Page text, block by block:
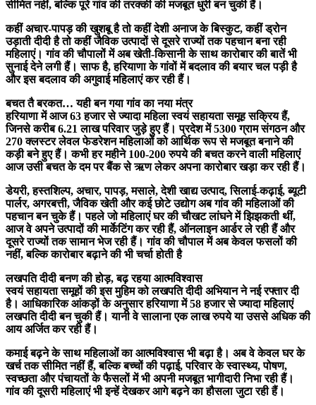
सीमित नहीं, बल्कि पूरे गांव की तरक्की की मजबूत धुरी बन चुकी हैं।
कहीं अचार-पापड़ की खुशबू है तो कहीं देशी अनाज के बिस्कुट, कहीं ड्रोन
उड़ाती दीदी है तो कहीं जैविक उत्पादों से दूसरे राज्यों तक पहचान बना रही
महिलाएं। गांव की चौपालों में अब खेती-किसानी के साथ कारोबार की बातें भी
सुनाई देने लगी हैं। साफ है, हरियाणा के गांवों में बदलाव की बयार चल पड़ी है
और इस बदलाव की अगुवाई महिलाएं कर रही हैं।
बचत तै बरकत… यही बन गया गांव का नया मंत्र
हरियाणा में आज 63 हजार से ज्यादा महिला स्वयं सहायता समूह सक्रिय हैं,
जिनसे करीब 6.21 लाख परिवार जुड़े हुए हैं। प्रदेश में 5300 ग्राम संगठन और
270 क्लस्टर लेवल फेडरेशन महिलाओं को आर्थिक रूप से मजबूत बनाने की
कड़ी बने हुए हैं। कभी हर महीने 100-200 रुपये की बचत करने वाली महिलाएं
आज उसी बचत के दम पर बैंक से ऋण लेकर अपना कारोबार खड़ा कर रही हैं।
डेयरी, हस्तशिल्प, अचार, पापड़, मसाले, देशी खाद्य उत्पाद, सिलाई-कढ़ाई, ब्यूटी
पार्लर, अगरबत्ती, जैविक खेती और कई छोटे उद्योग अब गांव की महिलाओं की
पहचान बन चुके हैं। पहले जो महिलाएं घर की चौखट लांघने में झिझकती थीं,
आज वे अपने उत्पादों की मार्केटिंग कर रही हैं, ऑनलाइन आर्डर ले रही हैं और
दूसरे राज्यों तक सामान भेज रही हैं। गांव की चौपाल में अब केवल फसलों की
नहीं, बल्कि कारोबार बढ़ाने की भी चर्चा होती है
लखपति दीदी बनण की होड़, बढ़ रहया आत्मविश्वास
स्वयं सहायता समूहों की इस मुहिम को लखपति दीदी अभियान ने नई रफ्तार दी
है। आधिकारिक आंकड़ों के अनुसार हरियाणा में 58 हजार से ज्यादा महिलाएं
लखपति दीदी बन चुकी हैं। यानी वे सालाना एक लाख रुपये या उससे अधिक की
आय अर्जित कर रही हैं।
कमाई बढ़ने के साथ महिलाओं का आत्मविश्वास भी बढ़ा है। अब वे केवल घर के
खर्च तक सीमित नहीं हैं, बल्कि बच्चों की पढ़ाई, परिवार के स्वास्थ्य, पोषण,
स्वच्छता और पंचायतों के फैसलों में भी अपनी मजबूत भागीदारी निभा रही हैं।
गांव की दूसरी महिलाएं भी इन्हें देखकर आगे बढ़ने का हौसला जुटा रही हैं।